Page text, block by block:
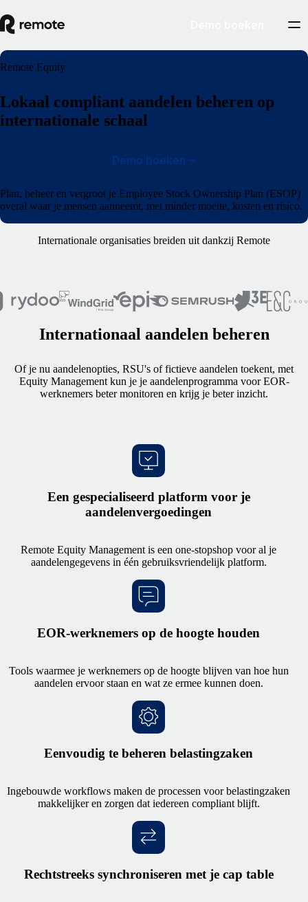
Remote Equity
Lokaal compliant aandelen beheren op
internationale schaal
Plan, beheer en vergroot je Employee Stock Ownership Plan (ESOP)
overal waar je mensen aanneemt, met minder moeite, kosten en risico.
Demo boeken
Internationale organisaties breiden uit dankzij Remote
Internationaal aandelen beheren
Of je nu aandelenopties, RSU's of fictieve aandelen toekent, met
Equity Management kun je je aandelenprogramma voor EOR-
werknemers beter monitoren en krijg je beter inzicht.
Een gespecialiseerd platform voor je
aandelenvergoedingen
Remote Equity Management is een one-stopshop voor al je
aandelengegevens in één gebruiksvriendelijk platform.
EOR-werknemers op de hoogte houden
Tools waarmee je werknemers op de hoogte blijven van hoe hun
aandelen ervoor staan en wat ze ermee kunnen doen.
Eenvoudig te beheren belastingzaken
Ingebouwde workflows maken de processen voor belastingzaken
makkelijker en zorgen dat iedereen compliant blijft.
Rechtstreeks synchroniseren met je cap table